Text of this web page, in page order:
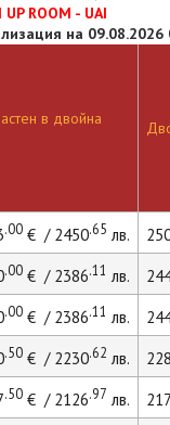
ROOM - UAI
на 09.08.2026
в двойна
.00€ / 2450.65 лв.
.00€ / 2386.11 лв.
.00€ / 2386.11 лв.
.50€ / 2230.62 лв.
.50€ / 2126.97 лв.